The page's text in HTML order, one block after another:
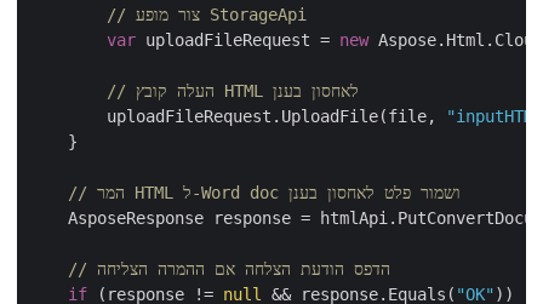
// צור מופע StorageApi
var uploadFileRequest = new
// העלה קובץ HTML לאחסון בענן
        uploadFileRequest.UploadFile(file,
    }
// המר HTML ל-Word doc ושמור פלט לאחסון בענן
AsposeResponse response =
// הדפס הודעת הצלחה אם ההמרה הצליחה
if (response != null && response.Equals("OK" ))